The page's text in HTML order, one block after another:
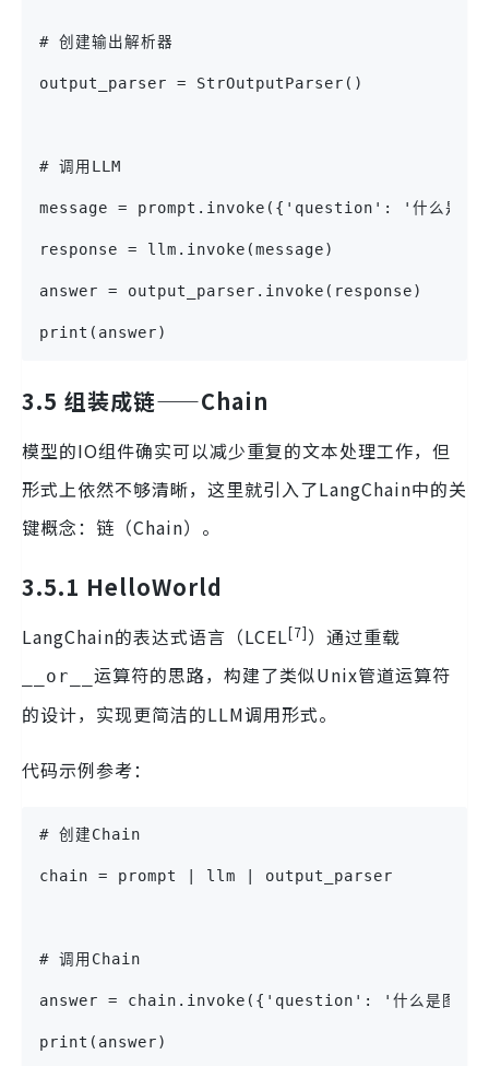
# 创建输出解析器
output_parser = StrOutputParser()
# 调用LLM
message = prompt.invoke({'question': '什么是图
response = llm.invoke(message)
answer = output_parser.invoke(response)
print(answer)
3.5 组装成链——Chain
模型的IO组件确实可以减少重复的文本处理工作，但
形式上依然不够清晰，这里就引入了LangChain中的关
键概念：链（Chain）。
3.5.1 HelloWorld
LangChain的表达式语言（LCEL[7]）通过重载
__or__ 运算符的思路，构建了类似Unix管道运算符
的设计，实现更简洁的LLM调用形式。
代码示例参考：
# 创建Chain
chain = prompt | llm | output_parser
# 调用Chain
answer = chain.invoke({'question': '什么是图计
print(answer)